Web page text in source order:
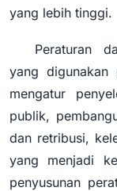
yang lebih tinggi.
Peraturan
yang digunakan
mengatur
publik,
dan retribusi,
yang menjadi
penyusunan